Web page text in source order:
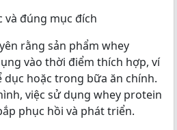
và đúng mục đích
rằng sản phẩm whey
vào thời điểm thích hợp, ví
hoặc trong bữa ăn chính.
việc sử dụng whey protein
phục hồi và phát triển.